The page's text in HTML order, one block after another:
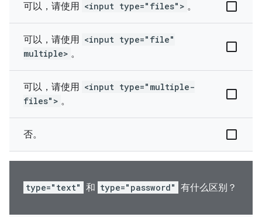
可以，请使用 <input type="files"> 。
可以，请使用 <input type="file"
multiple> 。
可以，请使用 <input type="multiple-
files"> 。
否。
type="text" 和 type="password" 有什么区别？